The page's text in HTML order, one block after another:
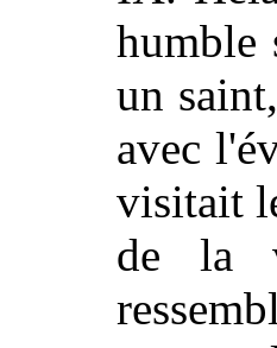
humble
un
avec
visitait
de la